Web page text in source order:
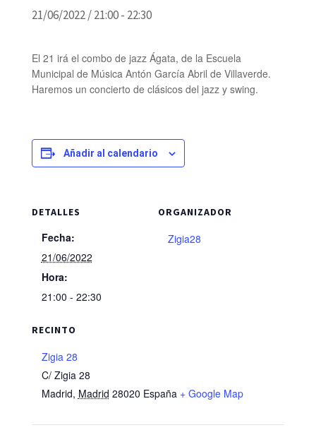
21/06/2022 / 21:00- 22:30
El 21 irá el combo de jazz Ágata, de la Escuela
Municipal de Música Antón García Abril de Villaverde.
Haremos un concierto de clásicos del jazz y swing.
Añadir al calendario
DETALLES
Fecha:
21/06/2022
Hora:
21:00 - 22:30
RECINTO
Zigia 28
C/ Zigia 28
Madrid, Madrid 28020 España + Google Map
ORGANIZADOR
Zigia28